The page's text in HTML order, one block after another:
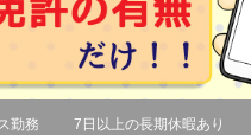
勤務 7日以上の長期休暇あり